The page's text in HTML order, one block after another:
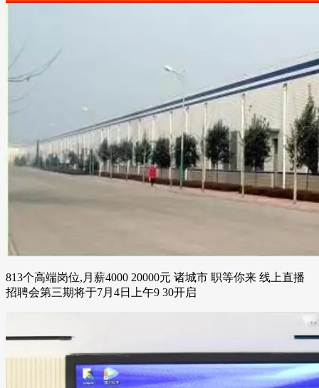
813个高端岗位,月薪4000 20000元 诸城市 职等你来 线上直播
招聘会第三期将于7月4日上午9 30开启